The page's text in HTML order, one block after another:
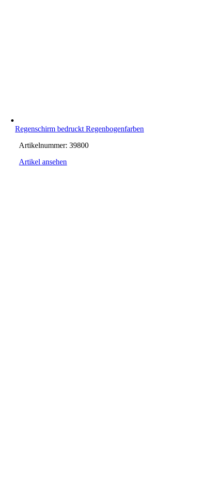
Regenschirm bedruckt Regenbogenfarben
Artikelnummer:39800
Artikel ansehen